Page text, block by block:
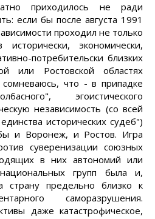
приходилось не ради
если бы после августа 1991
проходил не только
экономически,
потребительски близких
или Ростовской областях
что - в припадке
эгоистического
независимость (со всей
исторических судеб")
и Воронеж, и Ростов. Игра
суверенизации союзных
в них автономий или
национальных групп была и,
страну предельно близко к
саморазрушения.
даже катастрофическое,